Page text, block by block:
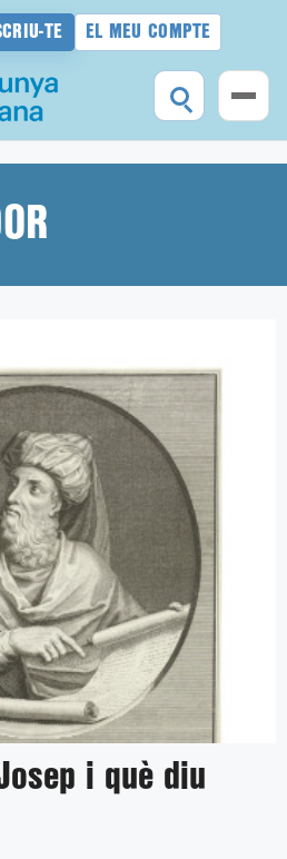
TE EL MEU COMPTE
i què diu